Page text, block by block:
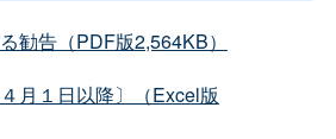
勧告（PDF版2,564KB）
月１日以降〕（Excel版